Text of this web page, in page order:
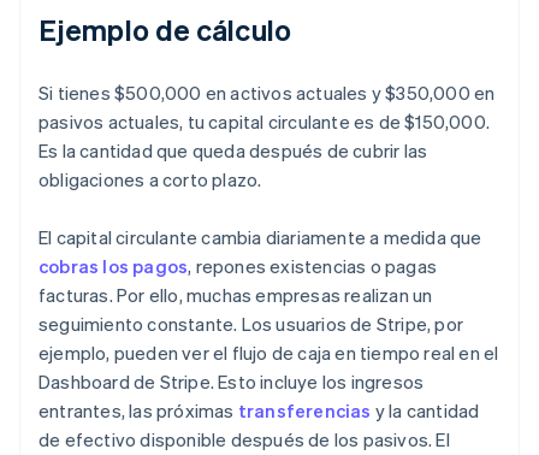
Ejemplo de cálculo
Si tienes $500,000 en activos actuales y $350,000 en
pasivos actuales, tu capital circulante es de $150,000.
Es la cantidad que queda después de cubrir las
obligaciones a corto plazo.
El capital circulante cambia diariamente a medida que
cobras los pagos, repones existencias o pagas
facturas. Por ello, muchas empresas realizan un
seguimiento constante. Los usuarios de Stripe, por
ejemplo, pueden ver el flujo de caja en tiempo real en el
Dashboard de Stripe. Esto incluye los ingresos
entrantes, las próximas transferencias y la cantidad
de efectivo disponible después de los pasivos. El